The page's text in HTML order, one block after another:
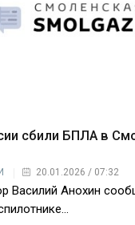
сбили БПЛА в
20.01.2026 / 07:32
Василий Анохин